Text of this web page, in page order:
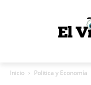
Inicio Politica y Economía